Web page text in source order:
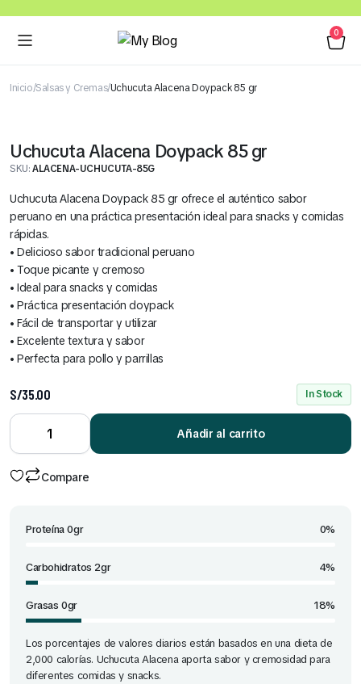
0
Inicio Salsas y Cremas Uchucuta Alacena Doypack 85 gr
Uchucuta Alacena Doypack 85 gr
SKU:ALACENA-UCHUCUTA-85G
Uchucuta Alacena Doypack 85 gr ofrece el auténtico sabor
peruano en una práctica presentación ideal para snacks y comidas
rápidas.
• Delicioso sabor tradicional peruano
• Toque picante y cremoso
• Ideal para snacks y comidas
• Práctica presentación doypack
• Fácil de transportar y utilizar
• Excelente textura y sabor
• Perfecta para pollo y parrillas
S/35.00 In Stock
Uchucuta
Alacena
Doypack
85 gr
quantity
Añadir al carrito
Compare
Proteína 0gr 0%
Carbohidratos 2gr 4%
Grasas 0gr 18%
Los porcentajes de valores diarios están basados en una dieta de
2,000 calorías. Uchucuta Alacena aporta sabor y cremosidad para
diferentes comidas y snacks.